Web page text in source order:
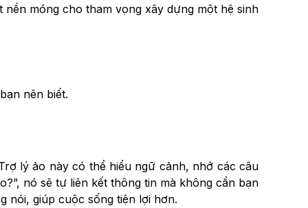
móng cho tham vọng xây dựng một hệ sinh
nên biết.
lý ảo này có thể hiểu ngữ cảnh, nhớ các câu
nó sẽ tự liên kết thông tin mà không cần bạn
nói, giúp cuộc sống tiện lợi hơn.